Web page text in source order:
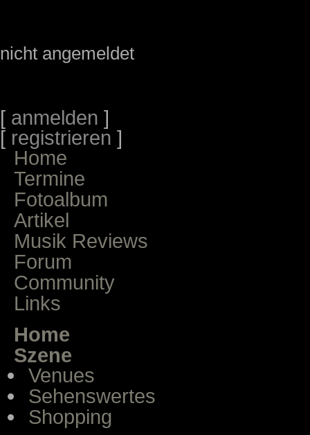
nicht angemeldet
[ anmelden ]
[ registrieren ]
Home
Termine
Fotoalbum
Artikel
Musik Reviews
Forum
Community
Links
Home
Szene
Venues
Sehenswertes
Shopping